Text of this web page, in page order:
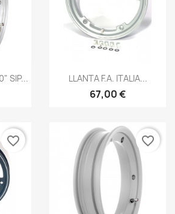
SIP... Vista rápida
LLANTA F.A. ITALIA...
67,00 €
favorite_border favorite_border